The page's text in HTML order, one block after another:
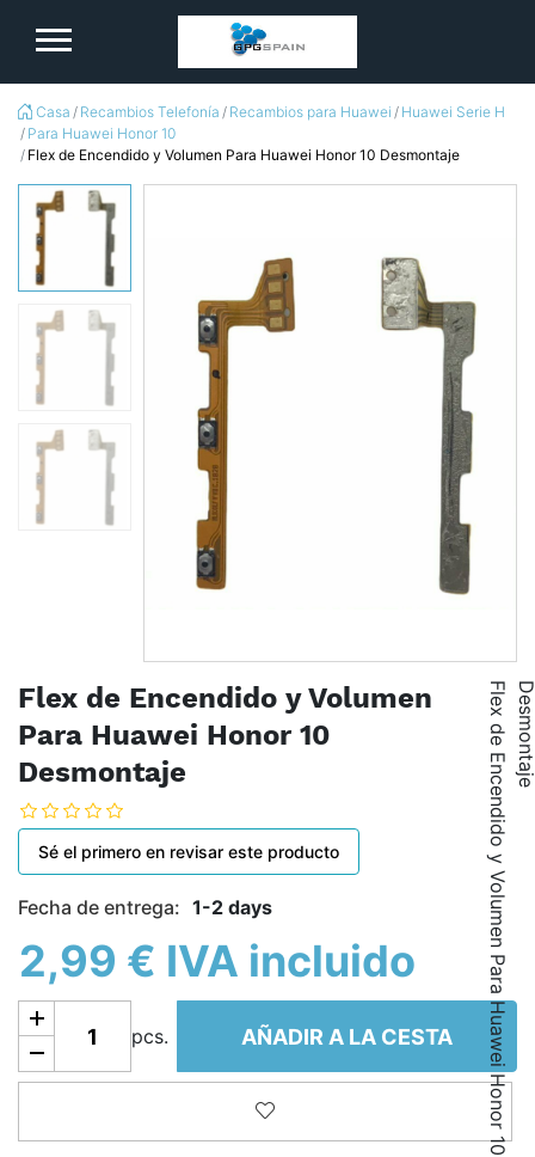
Casa Recambios Telefonía Recambios para Huawei
Huawei Serie H
Para Huawei Honor 10
Flex de Encendido y Volumen Para Huawei Honor 10 Desmontaje
F
l
e
x
d
e
E
n
c
e
n
d
i
d
o
y
V
o
l
u
m
e
n
P
a
r
a
H
u
a
w
e
i
H
o
n
o
r
1
0
D
e
s
m
o
n
t
a
j
Flex de Encendido y Volumen
Para Huawei Honor 10
Desmontaje
Sé el primero en revisar este producto
Fecha de entrega: 1-2 days
2,99 € IVA incluido
Añadir a la cesta
pcs.
AÑADIR A LA CESTA
Añadir a la lista de deseos